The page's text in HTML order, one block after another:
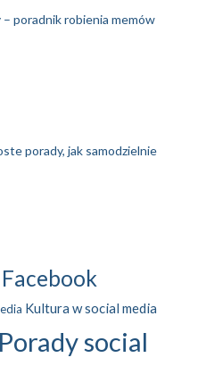
– poradnik robienia memów
porady, jak samodzielnie
Facebook
Kultura w social media
Porady social